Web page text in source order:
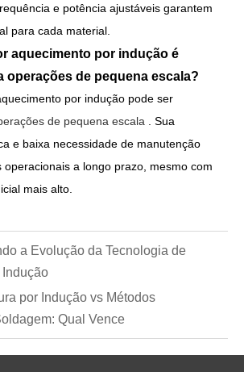
e potência ajustáveis garantem
para cada material.
aquecimento por indução é
operações de pequena escala?
por indução pode ser
de pequena escala
. Sua
e baixa necessidade de manutenção
operacionais a longo prazo, mesmo com
mais alto.
a Evolução da Tecnologia de
por Indução vs Métodos
Qual Vence